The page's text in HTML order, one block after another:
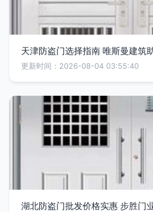
天津防盗门选择指南 唯斯曼建筑
更新时间：2026-08-04 03:55:40
湖北防盗门批发价格实惠 步胜门